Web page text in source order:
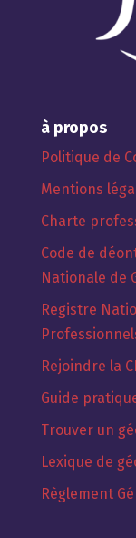
à propos
Politique de
Mentions
Charte
Code de
Nationale de
Registre
Rejoindre la
Guide
Trouver un
Lexique de
Règlement